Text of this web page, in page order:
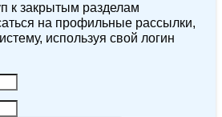
к закрытым разделам
на профильные рассылки,
используя свой логин